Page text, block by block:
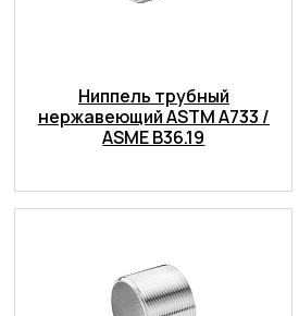
Ниппель трубный
нержавеющий ASTM A733 /
ASME B36.19